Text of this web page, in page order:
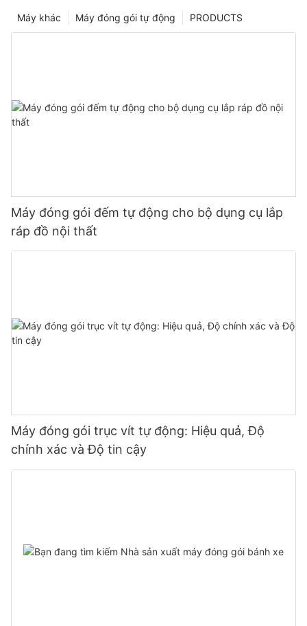
PRODUCTS
Máy đóng gói tự động
Máy khác
Máy đóng gói đếm tự động cho bộ dụng cụ lắp
ráp đồ nội thất
Máy đóng gói trục vít tự động: Hiệu quả, Độ
chính xác và Độ tin cậy